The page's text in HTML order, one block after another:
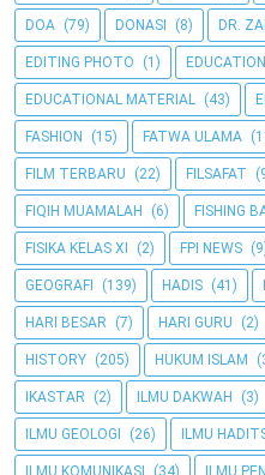
DOA (79) DONASI (8) DR.
EDITING PHOTO (1)
EDUCATIONAL MATERIAL (43)
FASHION (15) FATWA ULAMA
FILM TERBARU (22) FILSAFAT
FIQIH MUAMALAH (6) FISHING
FISIKA KELAS XI (2) FPI NEWS
GEOGRAFI (139) HADIS (41)
HARI BESAR (7) HARI GURU (2)
HISTORY (205) HUKUM ISLAM
IKASTAR (2) ILMU DAKWAH (3)
ILMU GEOLOGI (26) ILMU
ILMU KOMUNIKASI (34) ILMU